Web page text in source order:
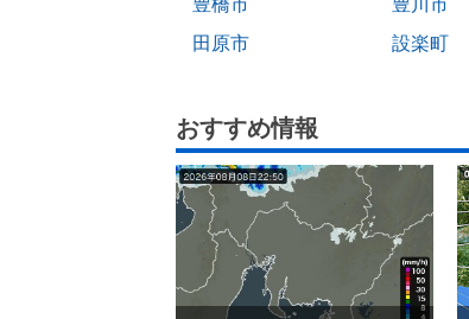
豊橋市
豊川市
田原市
設楽町
おすすめ情報